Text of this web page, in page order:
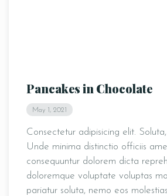
Pancakes in Chocolate
May 1, 2021
Consectetur adipisicing elit.
Unde minima distinctio officiis
consequuntur dolorem dicta
doloremque voluptate voluptas
pariatur soluta, nemo eos